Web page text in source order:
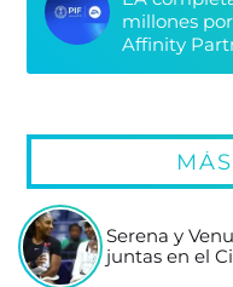
millones
Affinity
Serena y
juntas en el